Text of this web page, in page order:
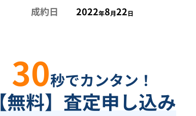
成約日 2022年8月22日
30秒でカンタン！
【無料】査定申し込み